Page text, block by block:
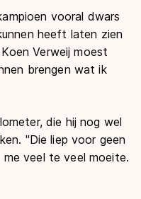
vooral dwars
heeft laten zien
Verweij moest
brengen wat ik
die hij nog wel
"Die liep voor geen
veel te veel moeite.